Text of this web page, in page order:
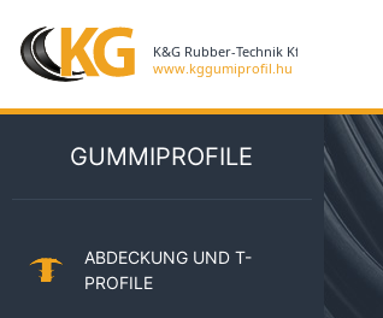
GUMMIPROFILE
ABDECKUNG UND T-
PROFILE